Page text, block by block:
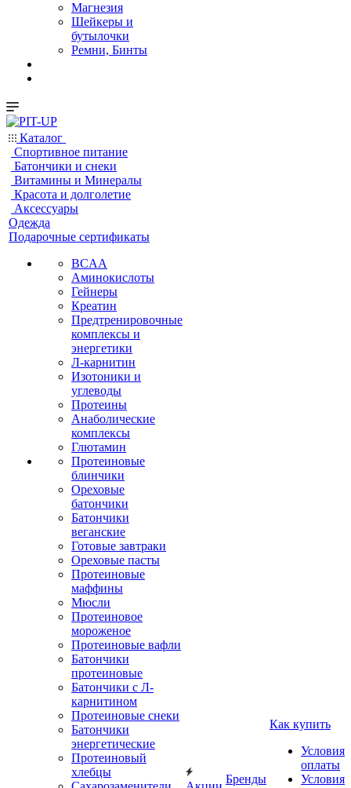
Магнезия
Шейкеры и
бутылочки
Ремни, Бинты
Каталог
Спортивное питание
Батончики и снеки
Витамины и Минералы
Красота и долголетие
Аксессуары
Одежда
Подарочные сертификаты
BCAA
Аминокислоты
Гейнеры
Креатин
Предтренировочные
комплексы и
энергетики
Л-карнитин
Изотоники и
углеводы
Протеины
Анаболические
комплексы
Глютамин
Протеиновые
блинчики
Ореховые
батончики
Батончики
веганские
Готовые завтраки
Ореховые пасты
Протеиновые
маффины
Мюсли
Протеиновое
мороженое
Протеиновые вафли
Батончики
протеиновые
Батончики с Л-
карнитином
Протеиновые снеки
Батончики
энергетические
Протеиновый
хлебцы
Бренды
Как купить
Условия
оплаты
Условия